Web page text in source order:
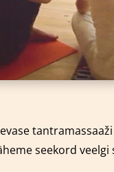
tantramassaaži
seekord veelgi